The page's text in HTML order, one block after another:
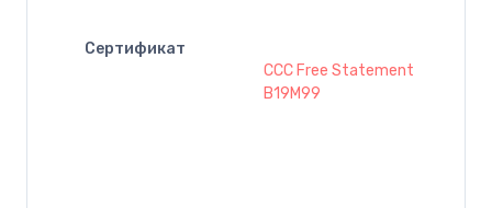
Сертификат
CCC Free Statement
B19M99